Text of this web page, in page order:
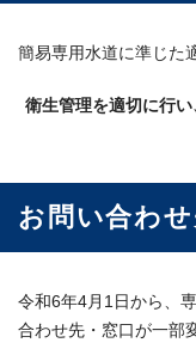
簡易専用水道に準じた
衛生管理を適切に行
お問い合わ
令和6年4月1日から、
合わせ先・窓口が一部